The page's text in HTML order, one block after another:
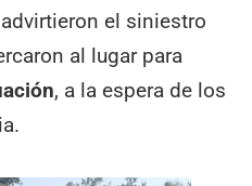
el siniestro
al lugar para
, a la espera de los